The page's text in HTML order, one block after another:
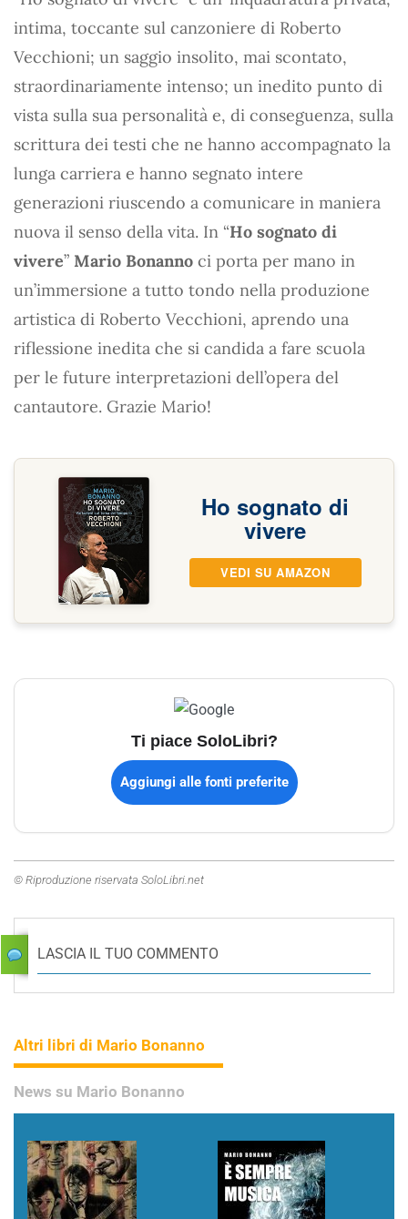
intima, toccante sul canzoniere di Roberto
Vecchioni; un saggio insolito, mai scontato,
straordinariamente intenso; un inedito punto di
vista sulla sua personalità e, di conseguenza, sulla
scrittura dei testi che ne hanno accompagnato la
lunga carriera e hanno segnato intere
generazioni riuscendo a comunicare in maniera
nuova il senso della vita. In “Ho sognato di
vivere” Mario Bonanno ci porta per mano in
un’immersione a tutto tondo nella produzione
artistica di Roberto Vecchioni, aprendo una
riflessione inedita che si candida a fare scuola
per le future interpretazioni dell’opera del
cantautore. Grazie Mario!
Ho sognato di
vivere
VEDI SU AMAZON
Ti piace SoloLibri?
Aggiungi alle fonti preferite
© Riproduzione riservata SoloLibri.net
LASCIA IL TUO COMMENTO
Altri libri di Mario Bonanno
News su Mario Bonanno